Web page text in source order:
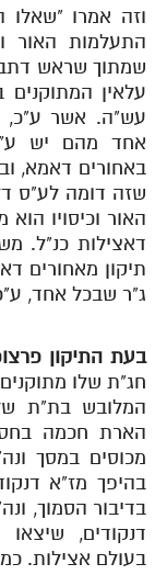
תלמוד עשר הספירות
תלמוד עשר הספירות
תלמוד עשר הספירות
תלמוד עשר הספירות
בית שער הכוונות
אודות האתר
בעל הסולם
אתר הבית
לאתר ספר הרב
דף היומי בזוהר הקדוש
וזה אמרו "שאלו
התעלמות האור
שמתוך שראש
עלאין
עש"ה. אשר ע"כ,
אחד מהם יש
באחורים דאמא,
שזה דומה לע"ס
האור וכיסויו
דאצילות כנ"ל.
תיקון מאחורים
ג"ר שבכל אחד,
בעת התיקון
חג"ת שלו
המלובש בת"ת
הארת חכמה
מכוסים במסך
בהיפך מז"א
בדיבור הסמוך,
דנקודים,
בעולם אצילות.